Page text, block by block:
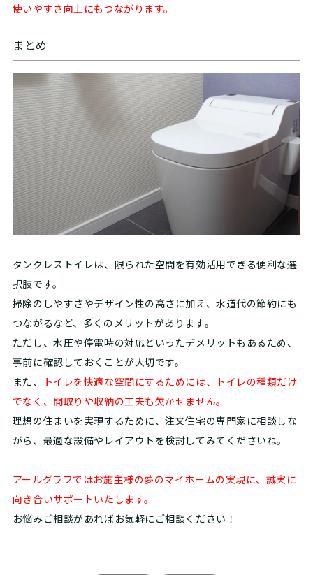
使いやすさ向上にもつながります。
まとめ
タンクレストイレは、限られた空間を有効活用できる便利な選
択肢です。
掃除のしやすさやデザイン性の高さに加え、水道代の節約にも
つながるなど、多くのメリットがあります。
ただし、水圧や停電時の対応といったデメリットもあるため、
事前に確認しておくことが大切です。
また、
トイレを快適な空間にするためには、トイレの種類だけ
でなく、間取りや収納の工夫も欠かせません。
理想の住まいを実現するために、注文住宅の専門家に相談しな
がら、最適な設備やレイアウトを検討してみてくださいね。
アールグラフではお施主様の夢のマイホームの実現に、誠実に
向き合いサポートいたします。
お悩みご相談があればお気軽にご相談ください！